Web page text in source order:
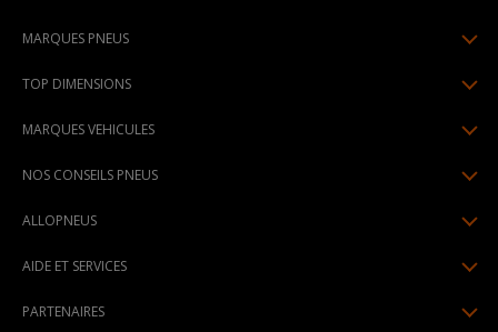
MARQUES PNEUS
Pneus Continental
Pneus Hankook
Pneus Dunlop
TOP DIMENSIONS
195/65R15
205/60R16
225/45R17
MARQUES VEHICULES
Peugeot
Audi
NOS CONSEILS PNEUS
Pression pneu
ALLOPNEUS
Espace Presse
AIDE ET SERVICES
PARTENAIRES